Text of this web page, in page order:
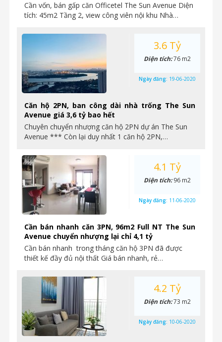
Cần vốn, bán gấp căn Officetel The Sun Avenue Diện
tích: 45m2 Tầng 2, view công viên nội khu Nhà…
Căn hộ 2PN, ban công dài nhà trống The Sun
Avenue giá 3,6 tỷ bao hết
Chuyên chuyển nhượng căn hộ 2PN dự án The Sun
Avenue *** Còn lại duy nhất 1 căn hộ 2PN,…
3.6 Tỷ
Diện tích:76 m2
Ngày đăng: 19-06-2020
Cần bán nhanh căn 3PN, 96m2 Full NT The Sun
Avenue chuyển nhượng lại chỉ 4,1 tỷ
Cần bán nhanh trong tháng căn hộ 3PN đã được
thiết kế đầy đủ nội thất Giá bán nhanh, rẻ…
4.1 Tỷ
Diện tích:96 m2
Ngày đăng: 11-06-2020
4.2 Tỷ
Diện tích:73 m2
Ngày đăng: 10-06-2020